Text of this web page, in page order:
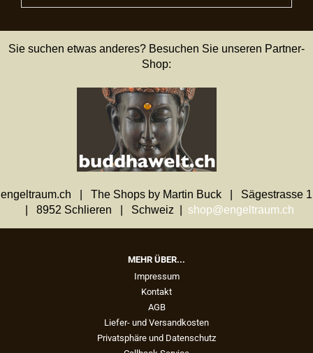
Sie suchen etwas anderes? Besuchen Sie unseren Partner-
Shop:
engeltraum.ch | The Shops by Martin Buck | Sägestrasse 1
| 8952 Schlieren | Schweiz | shop@engeltraum.ch
MEHR ÜBER...
Impressum
Kontakt
AGB
Liefer- und Versandkosten
Privatsphäre und Datenschutz